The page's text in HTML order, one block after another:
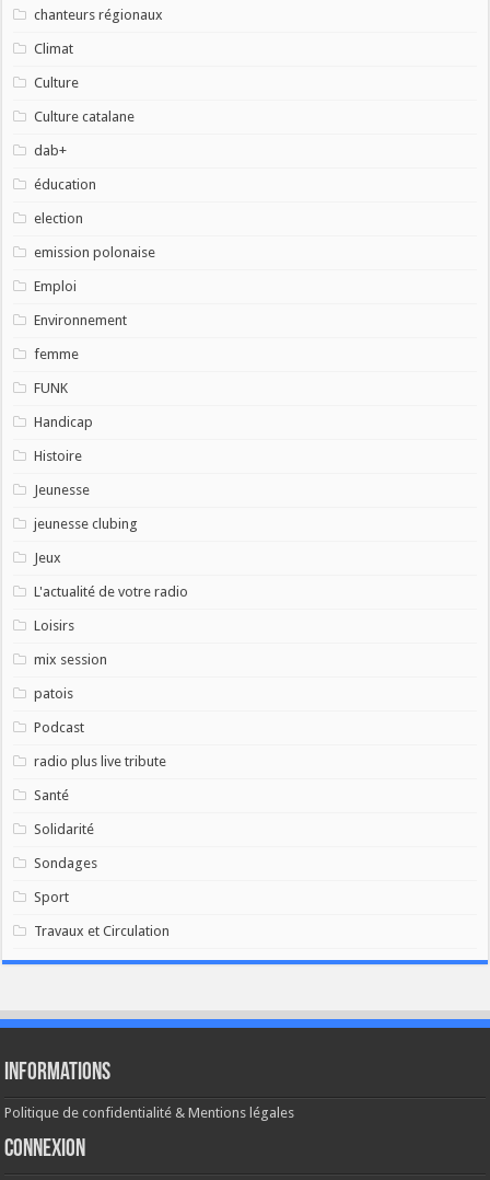
chanteurs régionaux
Climat
Culture
Culture catalane
dab+
éducation
election
emission polonaise
Emploi
Environnement
femme
FUNK
Handicap
Histoire
Jeunesse
jeunesse clubing
Jeux
L'actualité de votre radio
Loisirs
mix session
patois
Podcast
radio plus live tribute
Santé
Solidarité
Sondages
Sport
Travaux et Circulation
Informations
Politique de confidentialité & Mentions légales
Connexion